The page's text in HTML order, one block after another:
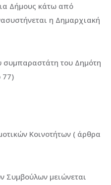
Δήμους κάτω από
η Δημαρχιακή
συμπαραστάτη του Δημότη
77)
Κοινοτήτων ( άρθρα
Συμβούλων μειώνεται